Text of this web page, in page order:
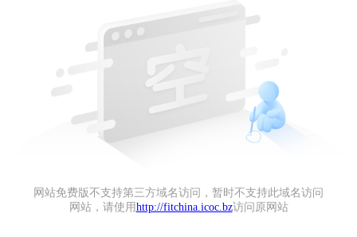
网站免费版不支持第三方域名访问，暂时不支持此域名访问
网站，请使用 http://fitchina.icoc.bz访问原网站